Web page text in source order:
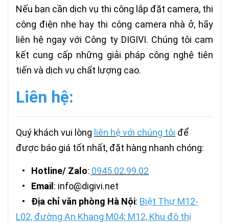
Nếu bạn cần dịch vụ thi công lắp đặt camera, thi
công điện nhẹ hay thi công camera nhà ở, hãy
liên hệ ngay với Công ty DIGIVI. Chúng tôi cam
kết cung cấp những giải pháp công nghệ tiên
tiến và dịch vụ chất lượng cao.
Liên hệ:
Quý khách vui lòng liên hệ với chúng tôi để
được báo giá tốt nhất, đặt hàng nhanh chóng:
• Hotline/ Zalo: 0945.02.99.02
• Email : info@digivi.net
• Địa chỉ văn phòng Hà Nội: Biệt Thự M12-
L02, đường An Khang M04; M12, Khu đô thị